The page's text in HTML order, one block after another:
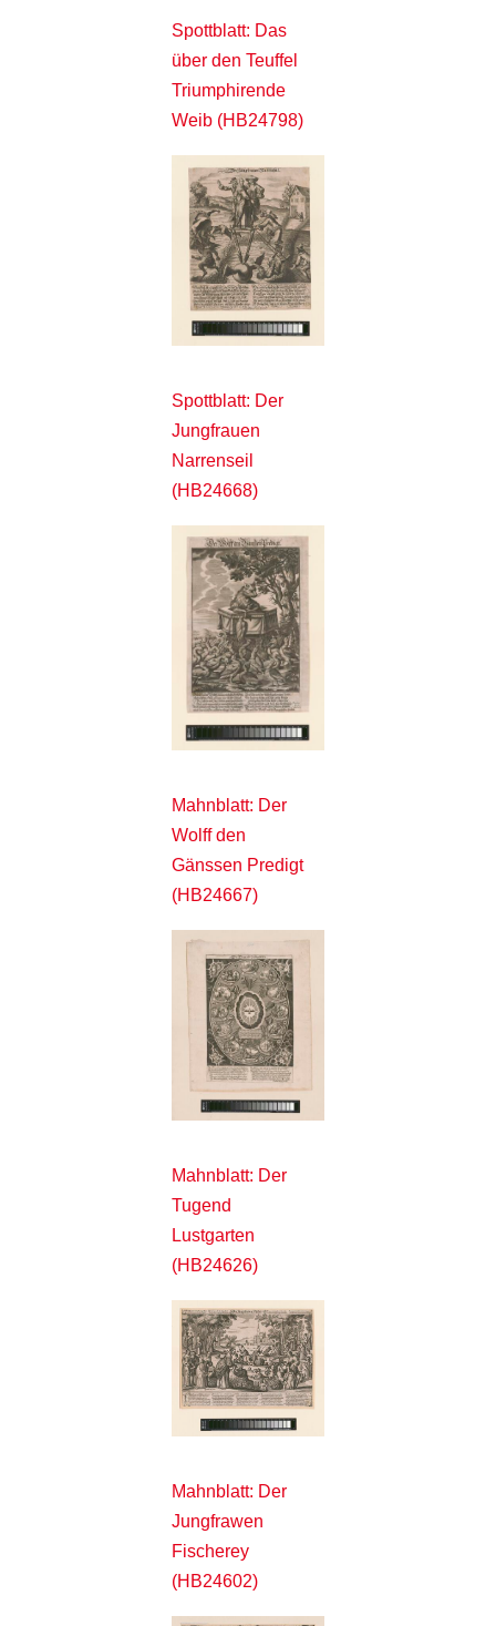
Spottblatt: Das
über den Teuffel
Triumphirende
Weib (HB24798)
Spottblatt: Der
Jungfrauen
Narrenseil
(HB24668)
Mahnblatt: Der
Wolff den
Gänssen Predigt
(HB24667)
Mahnblatt: Der
Tugend
Lustgarten
(HB24626)
Mahnblatt: Der
Jungfrawen
Fischerey
(HB24602)